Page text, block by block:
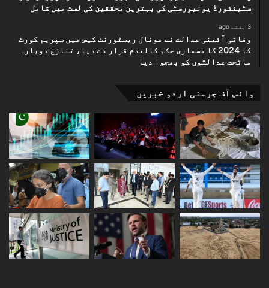
سٹینفورڈ یونیورسٹی کی بہترین محققین کی لسٹ میں شامل
3 ہفتے ago
وفاقی آئینی عدالت نے مونال ریسٹورنٹ کیس میں سپریم کورٹ
کا 2024 کا مسماری حکم کالعدم قرار دے دیا، تنازع دوبارہ
ماتحت عدالتوں کو بھجوا دیا
وائس آف جرمنی اردو خبریں